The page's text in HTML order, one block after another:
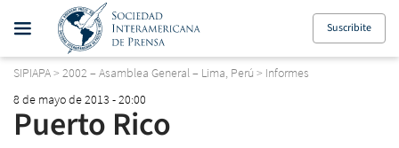
Suscribite
SIPIAPA> 2002 – Asamblea General – Lima, Perú > Informes
8 de mayo de 2013 - 20:00
Puerto Rico